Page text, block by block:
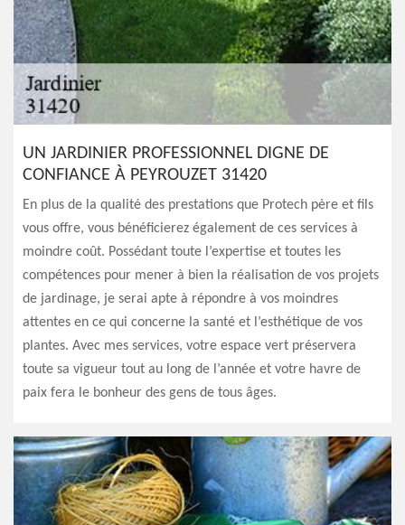
UN JARDINIER PROFESSIONNEL DIGNE DE
CONFIANCE À PEYROUZET 31420
En plus de la qualité des prestations que Protech père et fils
vous offre, vous bénéficierez également de ces services à
moindre coût. Possédant toute l’expertise et toutes les
compétences pour mener à bien la réalisation de vos projets
de jardinage, je serai apte à répondre à vos moindres
attentes en ce qui concerne la santé et l’esthétique de vos
plantes. Avec mes services, votre espace vert préservera
toute sa vigueur tout au long de l’année et votre havre de
paix fera le bonheur des gens de tous âges.